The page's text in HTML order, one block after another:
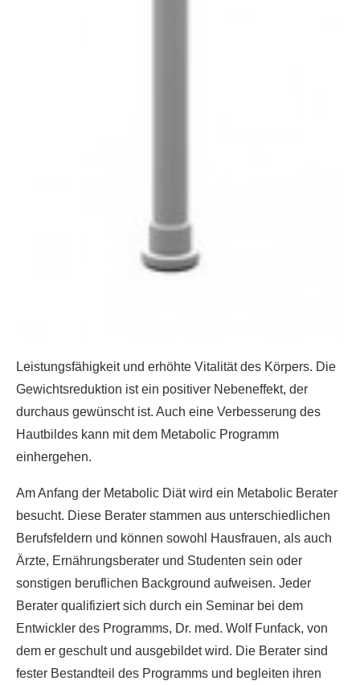
Leistungsfähigkeit und erhöhte Vitalität des Körpers. Die
Gewichtsreduktion ist ein positiver Nebeneffekt, der
durchaus gewünscht ist. Auch eine Verbesserung des
Hautbildes kann mit dem Metabolic Programm
einhergehen.
Am Anfang der Metabolic Diät wird ein Metabolic Berater
besucht. Diese Berater stammen aus unterschiedlichen
Berufsfeldern und können sowohl Hausfrauen, als auch
Ärzte, Ernährungsberater und Studenten sein oder
sonstigen beruflichen Background aufweisen. Jeder
Berater qualifiziert sich durch ein Seminar bei dem
Entwickler des Programms, Dr. med. Wolf Funfack, von
dem er geschult und ausgebildet wird. Die Berater sind
fester Bestandteil des Programms und begleiten ihren